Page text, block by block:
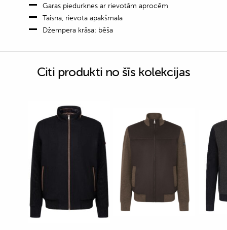
Garas piedurknes ar rievotām aprocēm
Taisna, rievota apakšmala
Džempera krāsa: bēša
Citi produkti no šīs kolekcijas